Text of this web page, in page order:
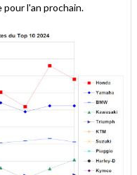
l'an prochain.